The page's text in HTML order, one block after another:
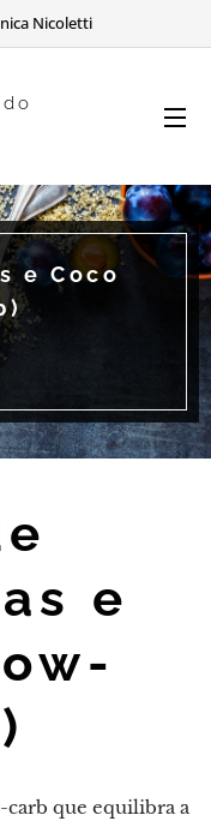
Nicoletti
e Coco
e
carb que equilibra a